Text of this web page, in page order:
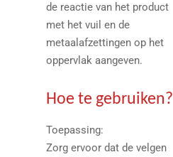
de reactie van het product
met het vuil en de
metaalafzettingen op het
oppervlak aangeven.
Hoe te gebruiken?
Toepassing:
Zorg ervoor dat de velgen